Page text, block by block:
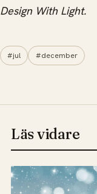
Design With Light.
#jul #december
Läs vidare